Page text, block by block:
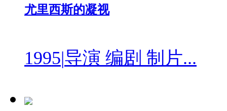
尤里西斯的凝视
1995|导演 编剧 制片...